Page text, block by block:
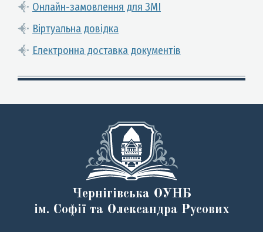
Онлайн-замовлення для ЗМІ
Віртуальна довідка
Електронна доставка документів
Чернігівська ОУНБ
ім. Софії та Олександра Русових